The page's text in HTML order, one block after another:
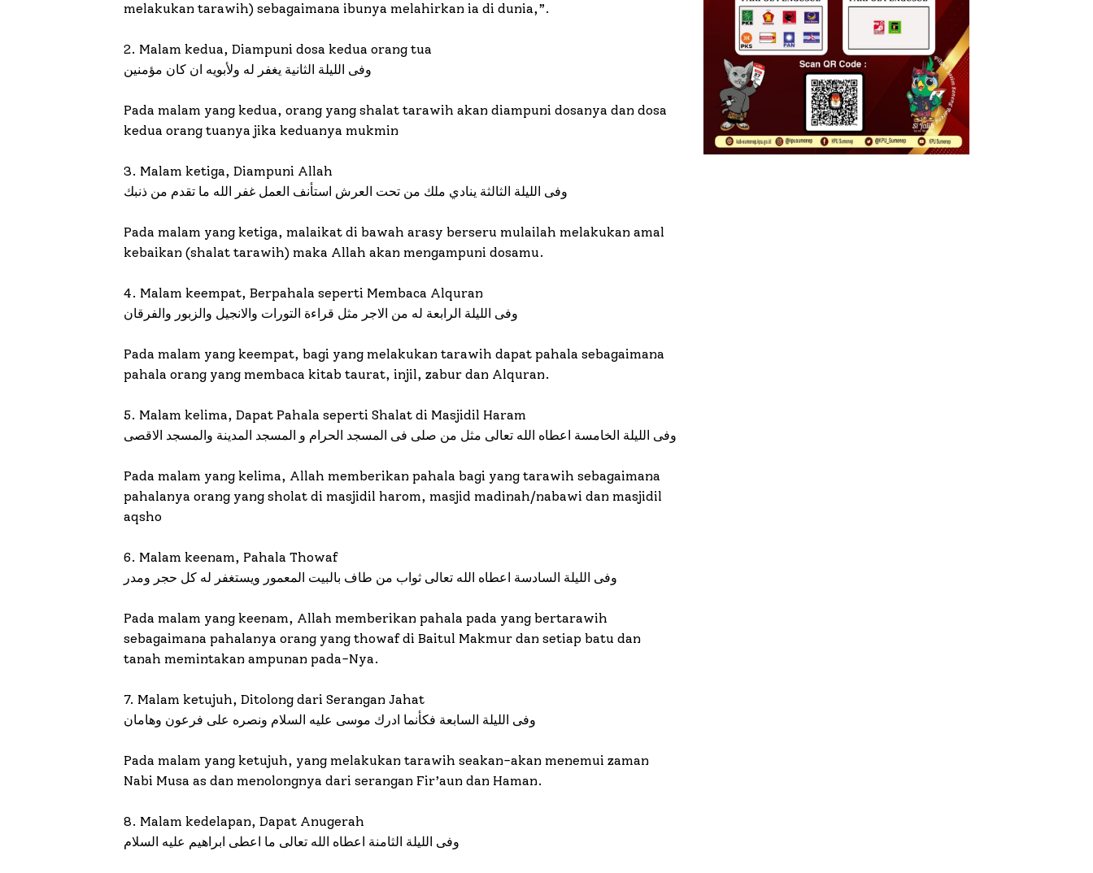
melakukan tarawih) sebagaimana ibunya melahirkan ia di dunia,”.
2. Malam kedua, Diampuni dosa kedua orang tua
وفى الليلة الثانية يغفر له ولأبويه ان كان مؤمنين
Pada malam yang kedua, orang yang shalat tarawih akan diampuni dosanya dan dosa
kedua orang tuanya jika keduanya mukmin
3. Malam ketiga, Diampuni Allah
وفى الليلة الثالثة ينادي ملك من تحت العرش استأنف العمل غفر الله ما تقدم من ذنبك
Pada malam yang ketiga, malaikat di bawah arasy berseru mulailah melakukan amal
kebaikan (shalat tarawih) maka Allah akan mengampuni dosamu.
4. Malam keempat, Berpahala seperti Membaca Alquran
وفى الليلة الرابعة له من الاجر مثل قراءة التورات والانجيل والزبور والفرقان
Pada malam yang keempat, bagi yang melakukan tarawih dapat pahala sebagaimana
pahala orang yang membaca kitab taurat, injil, zabur dan Alquran.
5. Malam kelima, Dapat Pahala seperti Shalat di Masjidil Haram
وفى الليلة الخامسة اعطاه الله تعالى مثل من صلى فى المسجد الحرام و المسجد المدينة والمسجد الاقصى
Pada malam yang kelima, Allah memberikan pahala bagi yang tarawih sebagaimana
pahalanya orang yang sholat di masjidil harom, masjid madinah/nabawi dan masjidil
aqsho
6. Malam keenam, Pahala Thowaf
وفى الليلة السادسة اعطاه الله تعالى ثواب من طاف بالبيت المعمور ويستغفر له كل حجر ومدر
Pada malam yang keenam, Allah memberikan pahala pada yang bertarawih
sebagaimana pahalanya orang yang thowaf di Baitul Makmur dan setiap batu dan
tanah memintakan ampunan pada-Nya.
7. Malam ketujuh, Ditolong dari Serangan Jahat
وفى الليلة السابعة فكأنما ادرك موسى عليه السلام ونصره على فرعون وهامان
Pada malam yang ketujuh, yang melakukan tarawih seakan-akan menemui zaman
Nabi Musa as dan menolongnya dari serangan Fir’aun dan Haman.
8. Malam kedelapan, Dapat Anugerah
وفى الليلة الثامنة اعطاه الله تعالى ما اعطى ابراهيم عليه السلام